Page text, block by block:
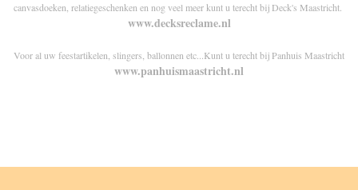
canvasdoeken, relatiegeschenken en nog veel meer kunt u terecht bij Deck's Maastricht.
www.decksreclame.nl
Voor al uw feestartikelen, slingers, ballonnen etc...Kunt u terecht bij Panhuis Maastricht
www.panhuismaastricht.nl